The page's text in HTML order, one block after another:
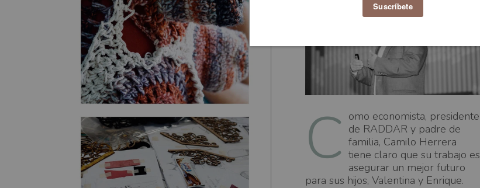
C omo economista, presidente
de RADDAR y padre de
familia, Camilo Herrera
tiene claro que su trabajo es
asegurar un mejor futuro
para sus hijos, Valentina y Enrique.